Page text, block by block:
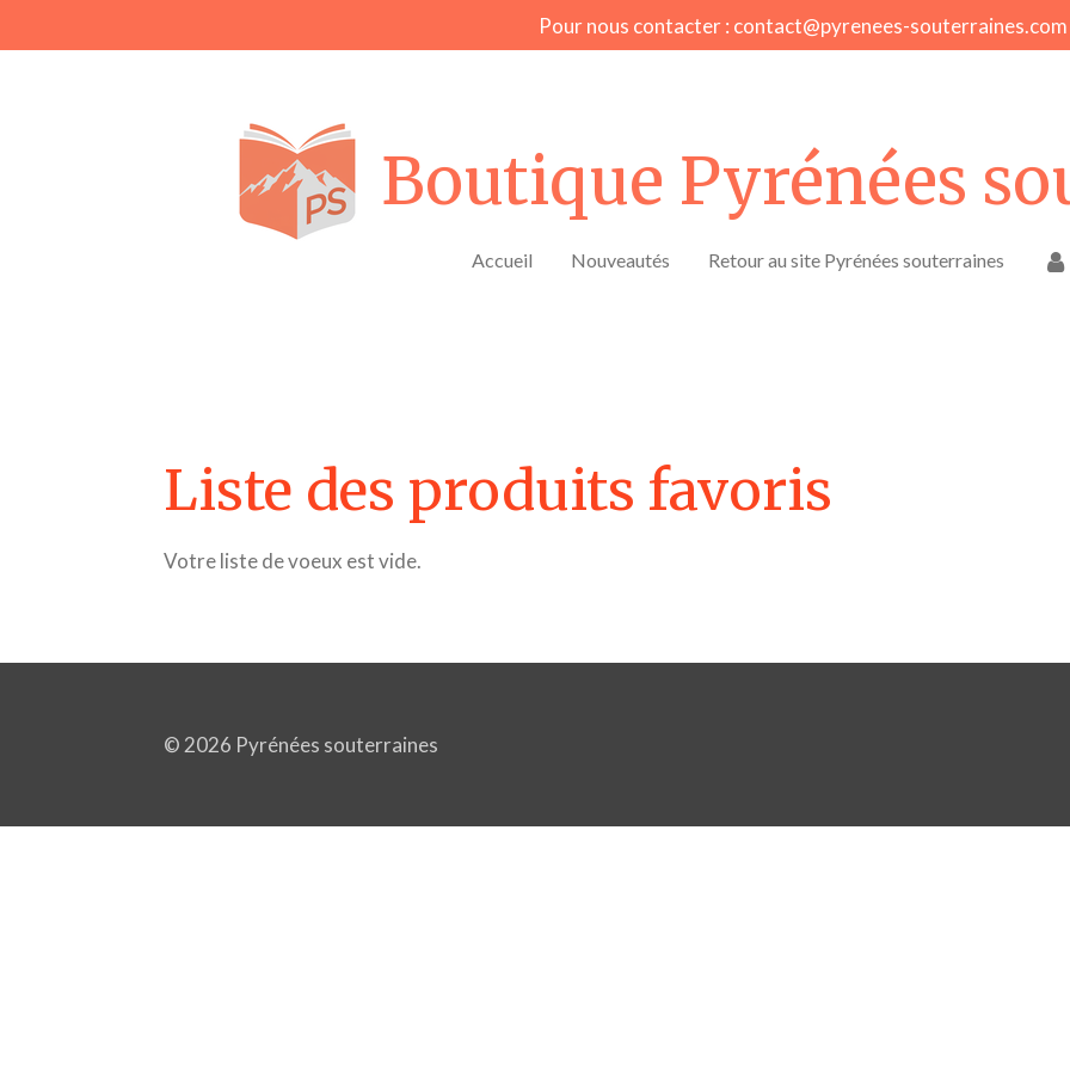
au
Pour nous contacter : contact@pyrenees-souterraines.com
Boutique Pyrénées
Accueil Nouveautés Retour au site Pyrénées souterraines
Liste des produits favoris
Votre liste de voeux est vide.
© 2026 Pyrénées souterraines